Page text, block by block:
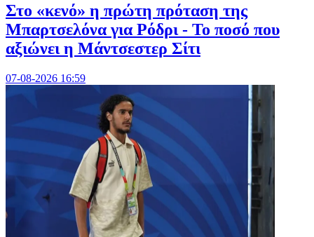
Στο «κενό» η πρώτη πρόταση της
Μπαρτσελόνα για Ρόδρι - Το ποσό που
αξιώνει η Μάντσεστερ Σίτι
07-08-2026 16:59